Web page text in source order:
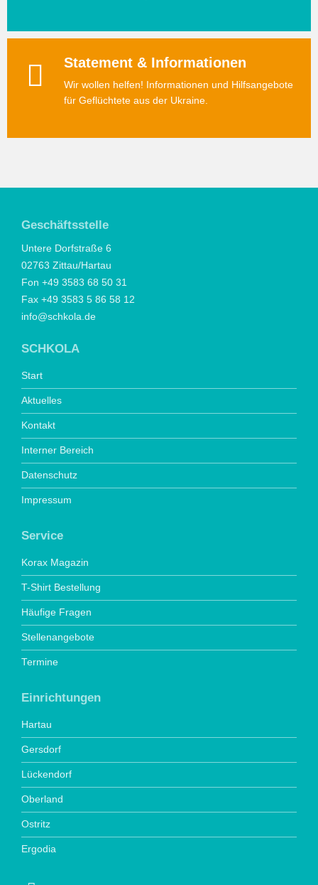
Statement & Informationen
Wir wollen helfen! Informationen und Hilfsangebote
für Geflüchtete aus der Ukraine.
Geschäftsstelle
Untere Dorfstraße 6
02763 Zittau/Hartau
Fon +49 3583 68 50 31
Fax +49 3583 5 86 58 12
info@schkola.de
SCHKOLA
Start
Aktuelles
Kontakt
Interner Bereich
Datenschutz
Impressum
Service
Korax Magazin
T-Shirt Bestellung
Häufige Fragen
Stellenangebote
Termine
Einrichtungen
Hartau
Gersdorf
Lückendorf
Oberland
Ostritz
Ergodia